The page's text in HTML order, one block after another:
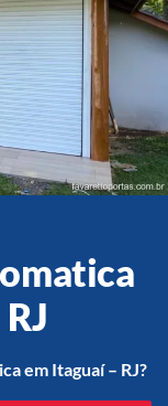
Para Portas de
em Itaguaí – RJ?